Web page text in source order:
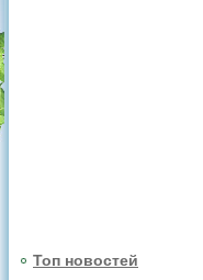
Топ новостей